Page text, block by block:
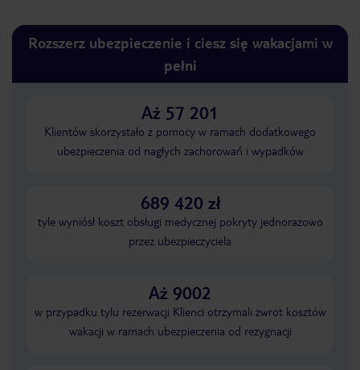
Rozszerz ubezpieczenie i ciesz się wakacjami w
pełni
Aż 57 201
Klientów skorzystało z pomocy w ramach dodatkowego
ubezpieczenia od nagłych zachorowań i wypadków
689 420 zł
tyle wyniósł koszt obsługi medycznej pokryty jednorazowo
przez ubezpieczyciela
Aż 9002
w przypadku tylu rezerwacji Klienci otrzymali zwrot kosztów
wakacji w ramach ubezpieczenia od rezygnacji